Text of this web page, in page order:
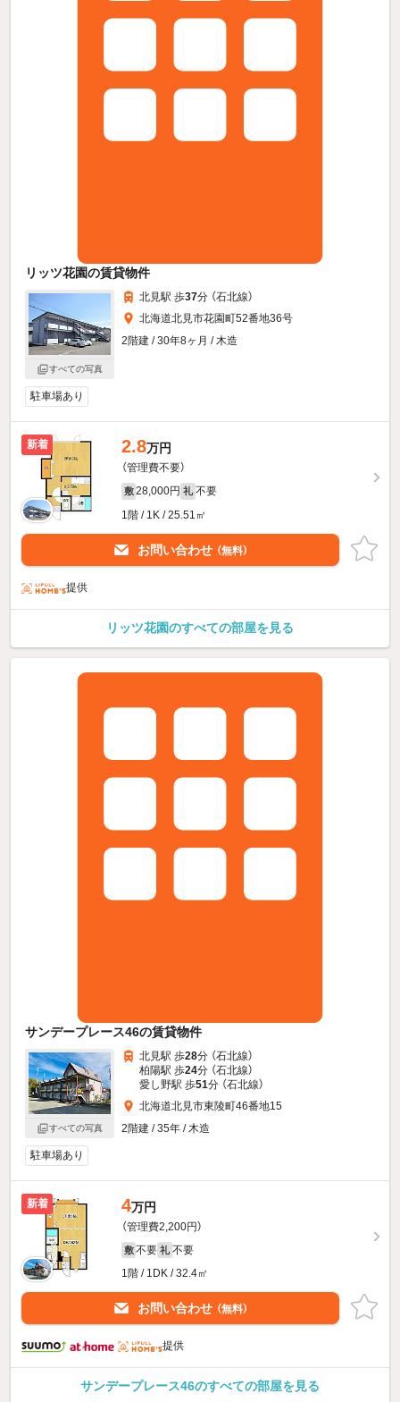
リッツ花園の賃貸物件
すべての写真
北見駅 歩37分 （石北線）
北海道北見市花園町52番地36号
2階建 / 30年8ヶ月 / 木造
駐車場あり
新着 2.8万円
（管理費不要）
敷 28,000円 礼 不要
1階 / 1K / 25.51㎡
お問い合わせ （無料）
提供
リッツ花園のすべての部屋を見る
サンデープレース46の賃貸物件
すべての写真
北見駅 歩28分 （石北線）
柏陽駅 歩24分 （石北線）
愛し野駅 歩51分 （石北線）
北海道北見市東陵町46番地15
2階建 / 35年 / 木造
駐車場あり
新着 4万円
（管理費2,200円）
敷 不要 礼 不要
1階 / 1DK / 32.4㎡
お問い合わせ （無料）
提供
サンデープレース46のすべての部屋を見る